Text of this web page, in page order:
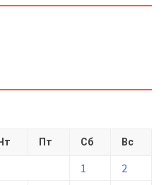
Пт Сб Вс
1
2